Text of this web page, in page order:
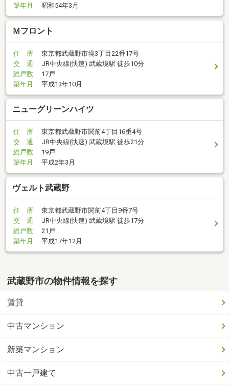
築年月
昭和54年3月
Ｍフロント
住 所
東京都武蔵野市境3丁目22番17号
交 通
JR中央線(快速) 武蔵境駅 徒歩10分
総戸数
17戸
築年月
平成13年10月
ニューグリーンハイツ
住 所
東京都武蔵野市関前4丁目16番4号
交 通
JR中央線(快速) 武蔵境駅 徒歩21分
総戸数
19戸
築年月
平成2年3月
ヴェルト武蔵野
住 所
東京都武蔵野市関前4丁目9番7号
交 通
JR中央線(快速) 武蔵境駅 徒歩17分
総戸数
21戸
築年月
平成17年12月
武蔵野市の物件情報を探す
賃貸
中古マンション
新築マンション
中古一戸建て